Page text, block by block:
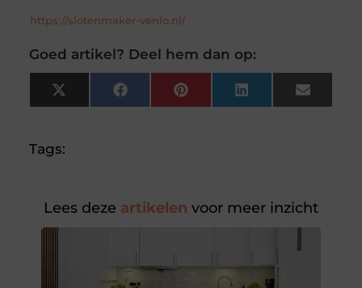
https://slotenmaker-venlo.nl/
Goed artikel? Deel hem dan op:
X
(Twitter)
FacebookPinterest LinkedIn Email
Tags:
Lees deze artikelen voor meer inzicht